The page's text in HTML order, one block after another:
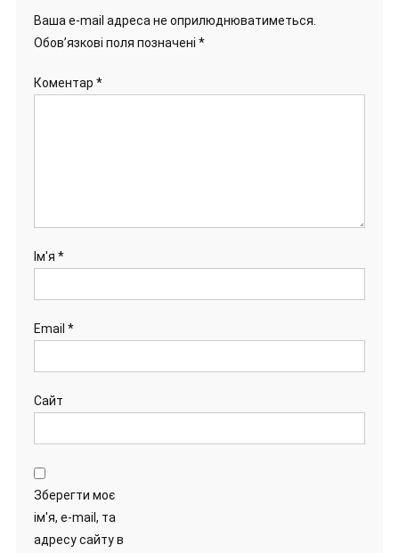
Ваша e-mail адреса не оприлюднюватиметься.
Обов’язкові поля позначені *
Коментар *
Ім'я *
Email *
Сайт
Зберегти моє
ім'я, e-mail, та
адресу сайту в